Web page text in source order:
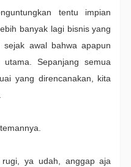
tentu impian
banyak lagi bisnis yang
awal bahwa apapun
Sepanjang semua
yang direncanakan, kita
ya udah, anggap aja